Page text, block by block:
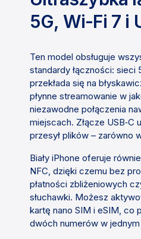
5G, Wi-Fi 7 i
Ten model obsługuje
standardy łączności: sieci
przekłada się na
płynne streamowanie w
niezawodne połączenia
miejscach. Złącze USB‑C
przesył plików – zarówno
Biały iPhone oferuje
NFC, dzięki czemu bez
płatności zbliżeniowych
słuchawki. Możesz
kartę nano SIM i eSIM, co
dwóch numerów w jednym